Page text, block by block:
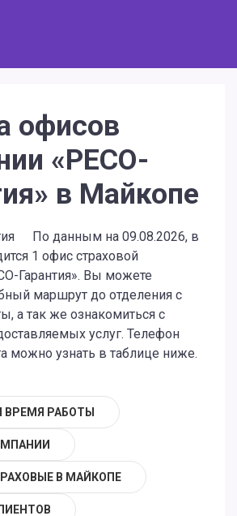
офисов
«РЕСО-
в Майкопе
По данным на 09.08.2026, в
1 офис страховой
Гарантия». Вы можете
маршрут до отделения с
а так же ознакомиться с
услуг. Телефон
можно узнать в таблице ниже.
ВРЕМЯ РАБОТЫ
В МАЙКОПЕ